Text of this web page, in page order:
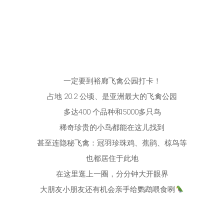
一定要到裕廊飞禽公园打卡！
占地 20.2 公顷、是亚洲最大的飞禽公园
多达400 个品种和5000多只鸟
稀奇珍贵的小鸟都能在这儿找到
甚至连隐秘飞禽：冠羽珍珠鸡、蕉鹃、椋鸟等
也都居住于此地
在这里逛上一圈，分分钟大开眼界
大朋友小朋友还有机会亲手给鹦鹉喂食咧